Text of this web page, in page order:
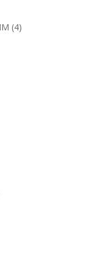
(4)